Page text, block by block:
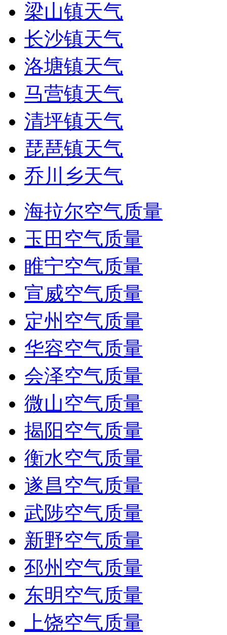
梁山镇天气
长沙镇天气
洛塘镇天气
马营镇天气
清坪镇天气
琵琶镇天气
乔川乡天气
海拉尔空气质量
玉田空气质量
睢宁空气质量
宣威空气质量
定州空气质量
华容空气质量
会泽空气质量
微山空气质量
揭阳空气质量
衡水空气质量
遂昌空气质量
武陟空气质量
新野空气质量
邳州空气质量
东明空气质量
上饶空气质量